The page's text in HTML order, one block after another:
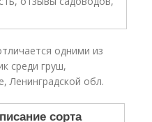
одними из
среди груш,
Ленинградской обл.